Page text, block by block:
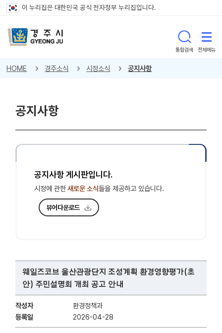
이 누리집은 대한민국 공식 전자정부 누리집입니다.
통합검색 전체메뉴
HOME 경주소식 시정소식 공지사항
공지사항
공지사항 게시판입니다.
시정에 관한새로운 소식들을 제공하고 있습니다.
뷰어다운로드
웨일즈코브 울산관광단지 조성계획 환경영향평가(초
안) 주민설명회 개최 공고 안내
작성자
환경정책과
등록일
2026-04-28